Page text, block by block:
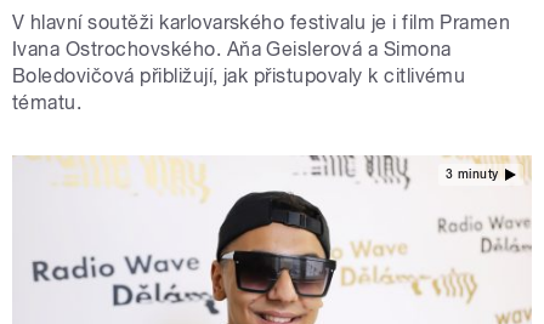
V hlavní soutěži karlovarského festivalu je i film Pramen
Ivana Ostrochovského. Aňa Geislerová a Simona
Boledovičová přibližují, jak přistupovaly k citlivému
tématu.
3 minuty